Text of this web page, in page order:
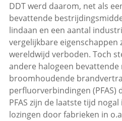
DDT werd daarom, net als
bevattende
lindaan en een aantal
vergelijkbare
wereldwijd verboden. Toch
andere halogeen bevattende
broomhoudende
perfluorverbindingen (PFAS)
PFAS zijn de laatste tijd
lozingen door fabrieken in